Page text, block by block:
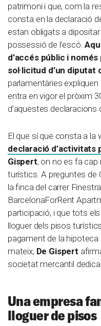
patrimoni i que, com la
consta en la declaració
estan obligats a
possessió de l’escó.
d’accés públic i
sol·licitud d’un diputat
parlamentàries
entra en vigor el pròxim
d’aquestes declaracions
El que sí que consta a la
declaració d’activitats
Gispert, on no es fa cap
turístics. A preguntes de
la finca del carrer
BarcelonaForRent
participació, i que tots
lloguer dels pisos
pagament de la hipoteca
mateix, De Gispert
societat mercantil
Una empresa
lloguer de pisos